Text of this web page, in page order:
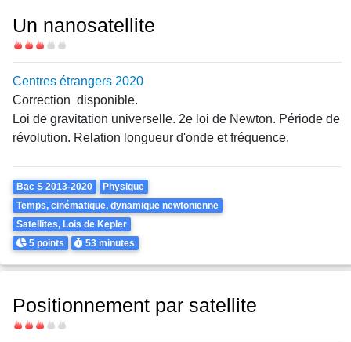
Un nanosatellite
Difficulté
Centres étrangers 2020
Correction disponible.
Loi de gravitation universelle. 2e loi de Newton. Période de
révolution. Relation longueur d'onde et fréquence.
Theme
Bac S 2013-2020
Physique
Temps, cinématique, dynamique newtonienne
Satellites, Lois de Kepler
Points
5 points Durée
53 minutes
Positionnement par satellite
Difficulté